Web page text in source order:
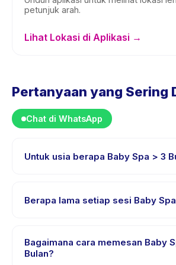
petunjuk arah.
Lihat Lokasi di Aplikasi →
Pertanyaan yang Sering
Chat di WhatsApp
Untuk usia berapa Baby Spa > 3
sampai 3 tahun. Instruktur
berbagai tingkat kemampuan dalam
Berapa lama setiap sesi Baby
menit. Datang 10 menit lebih awal
in yang lancar.
Bagaimana cara memesan Baby
Bulan?